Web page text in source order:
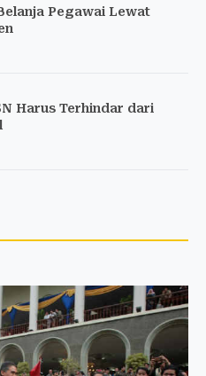
Pegawai Lewat
Harus Terhindar dari